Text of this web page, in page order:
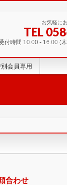
お気軽に
TEL
付時間 10:00 - 16:00 (
会員専用
合わせ